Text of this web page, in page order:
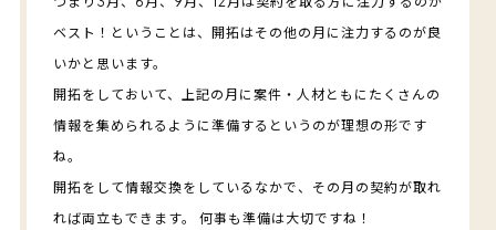
ベスト！ということは、開拓はその他の月に注力するのが良
いかと思います。
開拓をしておいて、上記の月に案件・人材ともにたくさんの
情報を集められるように準備するというのが理想の形です
ね。
開拓をして情報交換をしているなかで、その月の契約が取れ
れば両立もできます。 何事も準備は大切ですね！